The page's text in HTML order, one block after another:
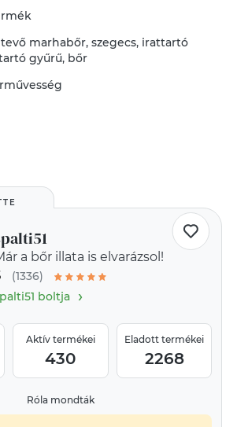
marhabőr,szegecs, irattartó
gyűrű, bőr
a bőr illata is elvarázsol!
(1336)
boltja›
Aktív termékei
430
Eladott termékei
2268
Róla mondták